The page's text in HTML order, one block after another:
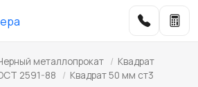
металлопрокат / Квадрат
2591-88 / Квадрат 50 мм ст3